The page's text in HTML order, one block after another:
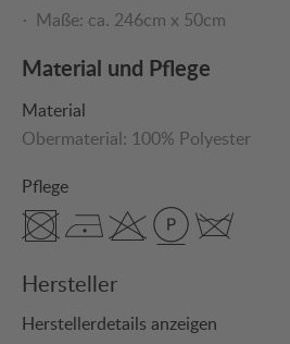
Maße: ca. 246cm x 50cm
Material und Pflege
Material
Obermaterial: 100% Polyester
Pflege
Hersteller
Herstellerdetails anzeigen